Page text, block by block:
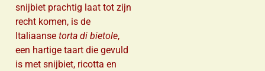
snijbiet prachtig laat tot zijn
recht komen, is de
Italiaanse torta di bietole,
een hartige taart die gevuld
is met snijbiet, ricotta en